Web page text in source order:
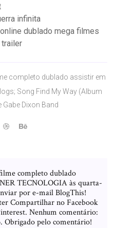
infinita
dublado mega filmes
trailer
completo dublado assistir em
Song Find My Way (Album
Dixon Band
completo dublado
TECNOLOGIA às quarta-
por e-mail BlogThis!
Compartilhar no Facebook
Nenhum comentário:
Obrigado pelo comentário!